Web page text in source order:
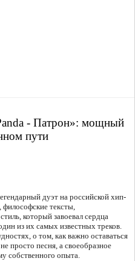
- Патрон»: мощный
пути
дуэт на российской хип-
тексты,
который завоевал сердца
из их самых известных треков.
о том, как важно оставаться
просто песня, а своеобразное
собственного опыта.